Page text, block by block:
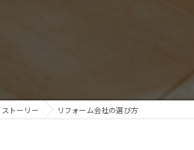
ストーリー リフォーム会社の選び方